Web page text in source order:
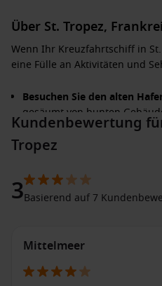
Über St. Tropez,
Wenn Ihr Kreuzfahrtschiff in
eine Fülle an Aktivitäten und
Besuchen Sie den alten
gesäumt von bunten
Genießen Sie einen Kaffee
vielen Cafés mit Blick auf das
historische Festung bietet
Geschichte der Stadt,
Strände, einschließlich der
Strände, wo Sie entspannen
können.
Kundenbewertung
Tropez
3Basierend auf 7
Mittelmeer